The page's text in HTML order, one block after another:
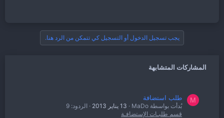
يجب تسجيل الدخول أو التسجيل كي تتمكن من الرد هنا.
المشاركات المتشابهة
M طلب استضافة
بُدأت بواسطة MaDo 13 يناير 2013
الردود: 9
قسم طلبـات الإستضافـة